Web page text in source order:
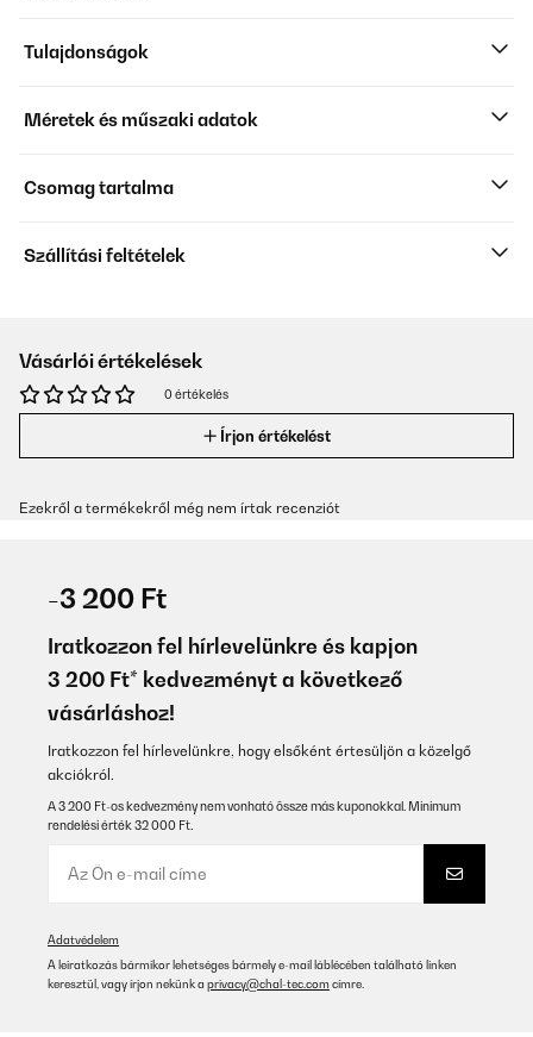
Tulajdonságok
Méretek és műszaki adatok
Csomag tartalma
Szállítási feltételek
Vásárlói értékelések
0 értékelés
Írjon értékelést
Ezekről a termékekről még nem írtak recenziót
-3 200 Ft
Iratkozzon fel hírlevelünkre és kapjon
3 200 Ft* kedvezményt a következő
vásárláshoz!
Iratkozzon fel hírlevelünkre, hogy elsőként értesüljön a közelgő
akciókról.
A 3 200 Ft-os kedvezmény nem vonható össze más kuponokkal. Minimum
rendelési érték 32 000 Ft.
Adatvédelem
A leiratkozás bármikor lehetséges bármely e-mail láblécében található linken
keresztül, vagy írjon nekünk a privacy@chal-tec.com címre.